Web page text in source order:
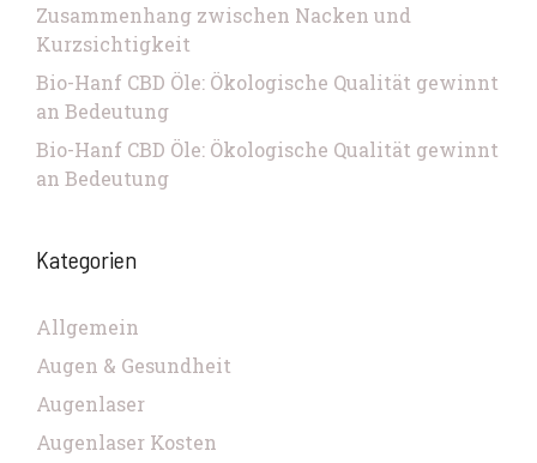
Zusammenhang zwischen Nacken und
Kurzsichtigkeit
Bio-Hanf CBD Öle: Ökologische Qualität gewinnt
an Bedeutung
Bio-Hanf CBD Öle: Ökologische Qualität gewinnt
an Bedeutung
Kategorien
Allgemein
Augen & Gesundheit
Augenlaser
Augenlaser Kosten